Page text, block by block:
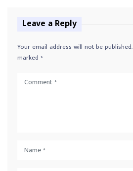
Leave a Reply
Your email address will not be published.
marked *